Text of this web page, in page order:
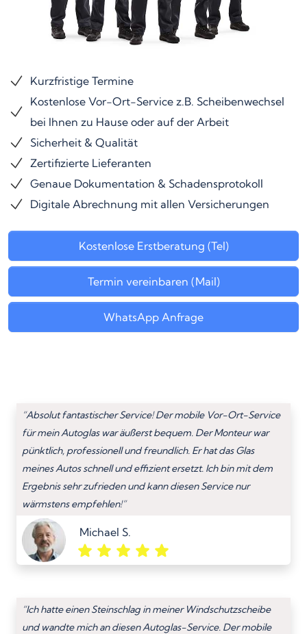
Kurzfristige Termine
Kostenlose Vor-Ort-Service z.B. Scheibenwechsel
bei Ihnen zu Hause oder auf der Arbeit
Sicherheit & Qualität
Zertifizierte Lieferanten
Genaue Dokumentation & Schadensprotokoll
Digitale Abrechnung mit allen Versicherungen
Kostenlose Erstberatung (Tel)
Termin vereinbaren (Mail)
WhatsApp Anfrage
“Absolut fantastischer Service! Der mobile Vor-Ort-Service
für mein Autoglas war äußerst bequem. Der Monteur war
pünktlich, professionell und freundlich. Er hat das Glas
meines Autos schnell und effizient ersetzt. Ich bin mit dem
Ergebnis sehr zufrieden und kann diesen Service nur
wärmstens empfehlen!”
Michael S.
“Ich hatte einen Steinschlag in meiner Windschutzscheibe
und wandte mich an diesen Autoglas-Service. Der mobile